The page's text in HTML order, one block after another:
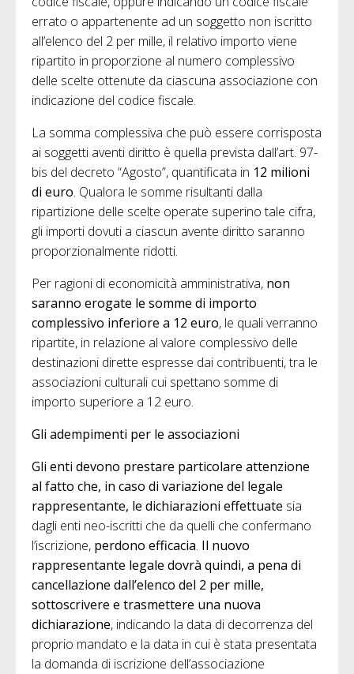
errato o appartenente ad un soggetto non iscritto
all’elenco del 2 per mille, il relativo importo viene
ripartito in proporzione al numero complessivo
delle scelte ottenute da ciascuna associazione con
indicazione del codice fiscale.
La somma complessiva che può essere corrisposta
ai soggetti aventi diritto è quella prevista dall’art. 97-
bis del decreto “Agosto”, quantificata in 12 milioni
di euro. Qualora le somme risultanti dalla
ripartizione delle scelte operate superino tale cifra,
gli importi dovuti a ciascun avente diritto saranno
proporzionalmente ridotti.
Per ragioni di economicità amministrativa, non
saranno erogate le somme di importo
complessivo inferiore a 12 euro, le quali verranno
ripartite, in relazione al valore complessivo delle
destinazioni dirette espresse dai contribuenti, tra le
associazioni culturali cui spettano somme di
importo superiore a 12 euro.
Gli adempimenti per le associazioni
Gli enti devono prestare particolare attenzione
al fatto che, in caso di variazione del legale
rappresentante, le dichiarazioni effettuate sia
dagli enti neo-iscritti che da quelli che confermano
l’iscrizione, perdono efficacia. Il nuovo
rappresentante legale dovrà quindi, a pena di
cancellazione dall’elenco del 2 per mille,
sottoscrivere e trasmettere una nuova
dichiarazione, indicando la data di decorrenza del
proprio mandato e la data in cui è stata presentata
la domanda di iscrizione dell’associazione